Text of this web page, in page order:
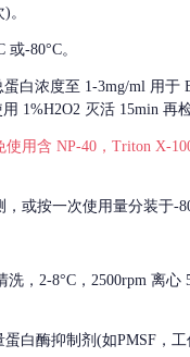
。
-80°C。
白浓度至 1-3mg/ml 用
1%H2O2 灭活 15min 再检
用含 NP-40，Triton X-
或按一次使用量分装于-
，2-8°C，2500rpm 离
白酶抑制剂(如PMSF，